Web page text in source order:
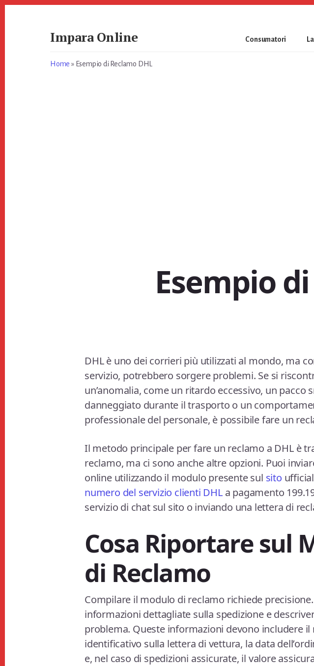
Impara Online
Online
Consumatori
Home » Esempio di Reclamo DHL
Esempio
DHL è uno dei corrieri più utilizzati al mondo, ma
servizio, potrebbero sorgere problemi. Se si
un’anomalia, come un ritardo eccessivo, un
danneggiato durante il trasporto o un
professionale del personale, è possibile fare un
Il metodo principale per fare un reclamo a DHL è
reclamo, ma ci sono anche altre opzioni. Puoi
online utilizzando il modulo presente sul sito
numero del servizio clienti DHLa pagamento
servizio di chat sul sito o inviando una lettera di
Cosa Riportare sul
di Reclamo
Compilare il modulo di reclamo richiede
informazioni dettagliate sulla spedizione e
problema. Queste informazioni devono includere
identificativo sulla lettera di vettura, la data
e, nel caso di spedizioni assicurate, il valore